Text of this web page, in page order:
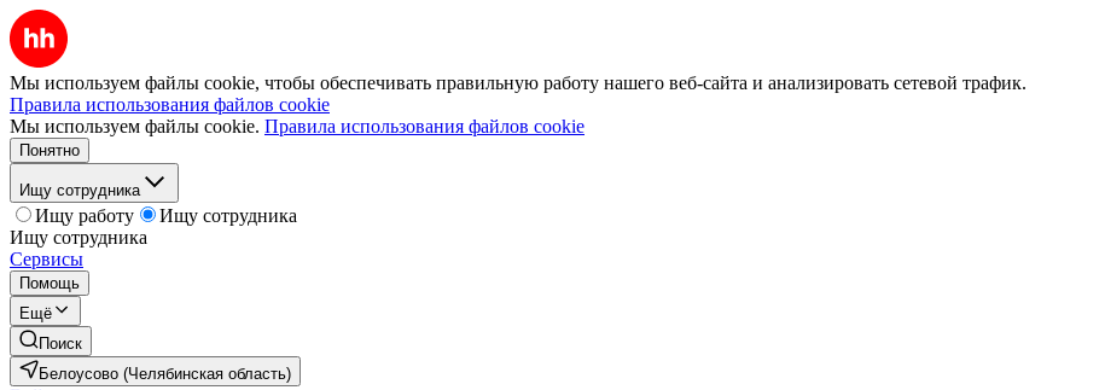
Мы используем файлы cookie, чтобы обеспечивать правильную работу нашего веб-сайта и анализировать сетевой трафик.
Правила использования файлов cookie
Мы используем файлы cookie. Правила использования файлов cookie
Понятно
Ищу сотрудника
Ищу работу
Ищу сотрудника
Ищу сотрудника
Сервисы
Помощь
Ещё
Поиск
Белоусово (Челябинская область)